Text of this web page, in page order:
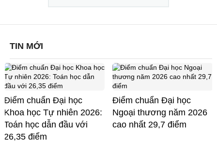
TIN MỚI
Điểm chuẩn Đại học
Khoa học Tự nhiên 2026:
Toán học dẫn đầu với
26,35 điểm
Điểm chuẩn Đại học
Ngoại thương năm 2026
cao nhất 29,7 điểm